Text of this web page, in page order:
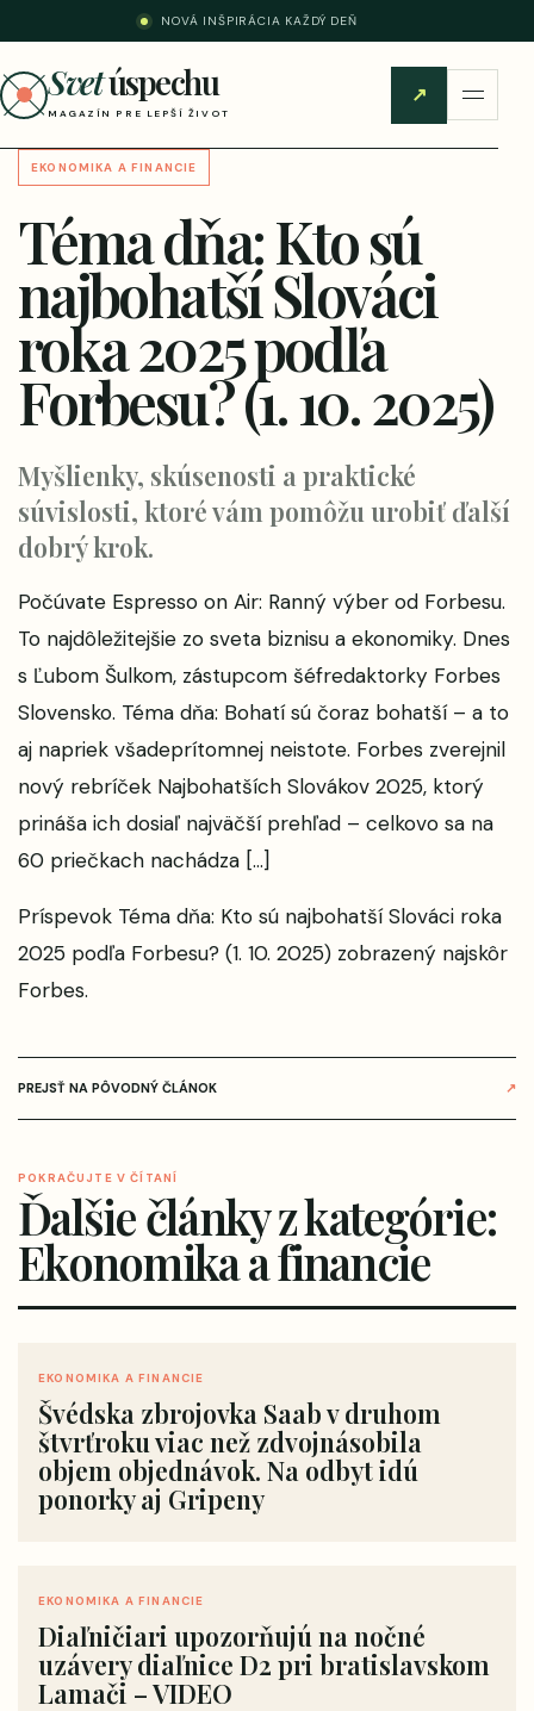
NOVÁ INŠPIRÁCIA KAŽDÝ DEŇ
Svetúspechu
MAGAZÍN PRE LEPŠÍ ŽIVOT
↗
EKONOMIKA A FINANCIE
Téma dňa: Kto sú
najbohatší Slováci
roka 2025 podľa
Forbesu? (1. 10. 2025)
Myšlienky, skúsenosti a praktické
súvislosti, ktoré vám pomôžu urobiť ďalší
dobrý krok.
Počúvate Espresso on Air: Ranný výber od Forbesu.
To najdôležitejšie zo sveta biznisu a ekonomiky. Dnes
s Ľubom Šulkom, zástupcom šéfredaktorky Forbes
Slovensko. Téma dňa: Bohatí sú čoraz bohatší – a to
aj napriek všadeprítomnej neistote. Forbes zverejnil
nový rebríček Najbohatších Slovákov 2025, ktorý
prináša ich dosiaľ najväčší prehľad – celkovo sa na
60 priečkach nachádza […]
Príspevok Téma dňa: Kto sú najbohatší Slováci roka
2025 podľa Forbesu? (1. 10. 2025) zobrazený najskôr
Forbes.
PREJSŤ NA PÔVODNÝ ČLÁNOK ↗
POKRAČUJTE V ČÍTANÍ
Ďalšie články z kategórie:
Ekonomika a financie
EKONOMIKA A FINANCIE
Švédska zbrojovka Saab v druhom
štvrťroku viac než zdvojnásobila
objem objednávok. Na odbyt idú
ponorky aj Gripeny
EKONOMIKA A FINANCIE
Diaľničiari upozorňujú na nočné
uzávery diaľnice D2 pri bratislavskom
Lamači – VIDEO